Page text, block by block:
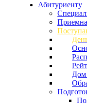
Абитуриенту
Дом